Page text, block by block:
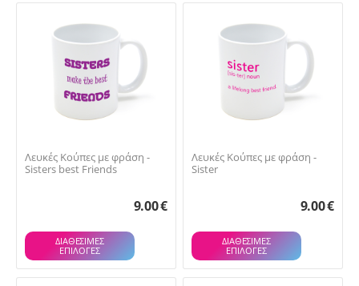
Λευκές Κούπες με φράση -
Sisters best Friends
9.00€
ΔΙΑΘΕΣΙΜΕΣ
ΕΠΙΛΟΓΈΣ
Λευκές Κούπες με φράση -
Sister
9.00€
ΔΙΑΘΕΣΙΜΕΣ
ΕΠΙΛΟΓΈΣ